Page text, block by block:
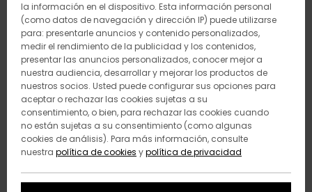
la información en el dispositivo. Esta información personal
(como datos de navegación y dirección IP) puede utilizarse
para: presentarle anuncios y contenido personalizados,
medir el rendimiento de la publicidad y los contenidos,
presentar las anuncios personalizados, conocer mejor a
nuestra audiencia, desarrollar y mejorar los productos de
nuestros socios. Usted puede configurar sus opciones para
aceptar o rechazar las cookies sujetas a su
consentimiento, o bien, para rechazar las cookies cuando
no están sujetas a su consentimiento (como algunas
cookies de análisis). Para más información, consulte
nuestra política de cookies ypolítica de privacidad